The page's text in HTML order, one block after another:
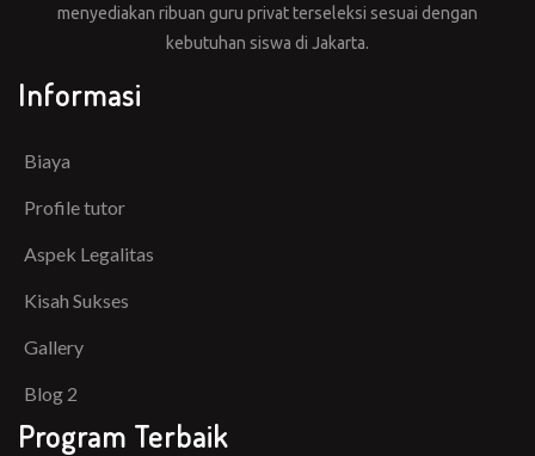
menyediakan ribuan guru privat terseleksi sesuai dengan
kebutuhan siswa di Jakarta.
Informasi
Biaya
Profile tutor
Aspek Legalitas
Kisah Sukses
Gallery
Blog 2
Program Terbaik